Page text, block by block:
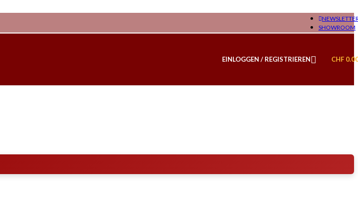
SHOWROOM
EINLOGGEN / REGISTRIEREN CHF